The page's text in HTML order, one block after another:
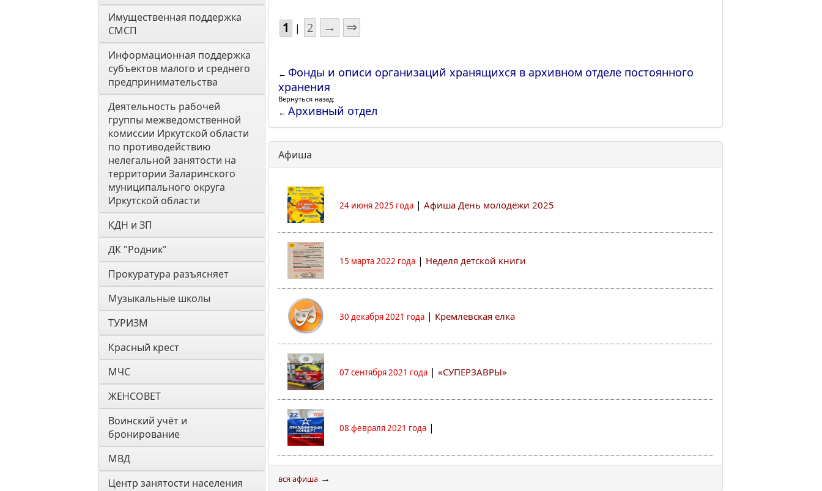
Имущественная поддержка
СМСП
Информационная поддержка
субъектов малого и среднего
предпринимательства
Деятельность рабочей
группы межведомственной
комиссии Иркутской области
по противодействию
нелегальной занятости на
территории Заларинского
муниципального округа
Иркутской области
КДН и ЗП
ДК "Родник"
Прокуратура разъясняет
Музыкальные школы
ТУРИЗМ
Красный крест
МЧС
ЖЕНСОВЕТ
Воинский учёт и
бронирование
МВД
Центр занятости населения
1 | 2 → ⇒
← Фонды и описи организаций хранящихся в архивном отделе постоянного
хранения
Вернуться назад:
← Архивный отдел
Афиша
24 июня 2025 года | Афиша День молодёжи 2025
15 марта 2022 года | Неделя детской книги
30 декабря 2021 года | Кремлевская елка
07 сентября 2021 года | «СУПЕРЗАВРЫ»
08 февраля 2021 года |
вся афиша →